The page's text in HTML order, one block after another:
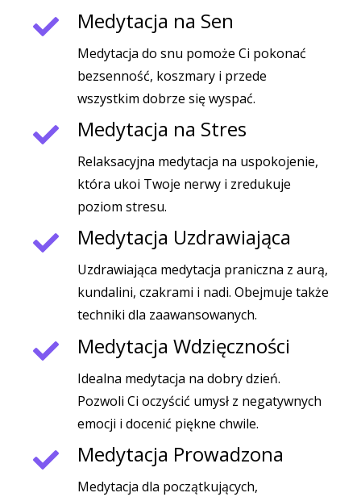
Medytacja na Sen
Medytacja do snu pomoże Ci pokonać
bezsenność, koszmary i przede
wszystkim dobrze się wyspać.
Medytacja na Stres
Relaksacyjna medytacja na uspokojenie,
która ukoi Twoje nerwy i zredukuje
poziom stresu.
Medytacja Uzdrawiająca
Uzdrawiająca medytacja praniczna z aurą,
kundalini, czakrami i nadi. Obejmuje także
techniki dla zaawansowanych.
Medytacja Wdzięczności
Idealna medytacja na dobry dzień.
Pozwoli Ci oczyścić umysł z negatywnych
emocji i docenić piękne chwile.
Medytacja Prowadzona
Medytacja dla początkujących,